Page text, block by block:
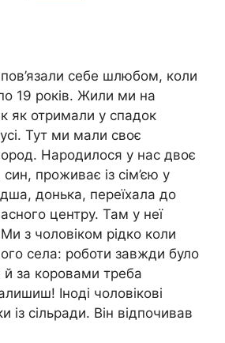
себе шлюбом, коли
19 років. Жили ми на
як отримали у спадок
Тут ми мали своє
Народилося у нас двоє
проживає із сім’єю у
донька, переїхала до
центру. Там у неї
з чоловіком рідко коли
села: роботи завжди було
за коровами треба
Іноді чоловікові
із сільради. Він відпочивав